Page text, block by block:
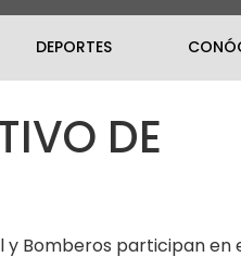
DEPORTES
DE
y Bomberos participan en